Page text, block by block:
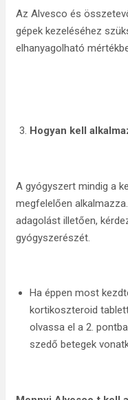
Az Alvesco és
gépek kezeléséhez
elhanyagolható
Hogyan kell
A gyógyszert mindig a
megfelelően
adagolást illetően,
gyógyszerészét.
Ha éppen most
kortikoszteroid
olvassa el a 2.
szedő betegek